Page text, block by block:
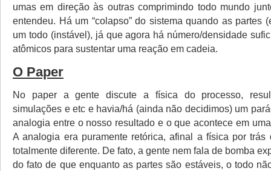
umas em direção às outras comprimindo todo mundo
entendeu. Há um “colapso” do sistema quando as partes
um todo (instável), já que agora há número/densidade
atômicos para sustentar uma reação em cadeia.
O Paper
No paper a gente discute a física do processo,
simulações e etc e havia/há (ainda não decidimos) um
analogia entre o nosso resultado e o que acontece em
A analogia era puramente retórica, afinal a física por trás
totalmente diferente. De fato, a gente nem fala de bomba
do fato de que enquanto as partes são estáveis, o todo